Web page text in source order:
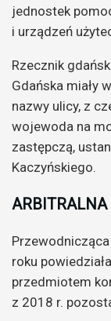
jednostek
i urządzeń
Rzecznik
Gdańska miały
nazwy ulicy, z
wojewoda na
zastępczą,
Kaczyńskiego.
roku
przedmiotem
z 2018 r.